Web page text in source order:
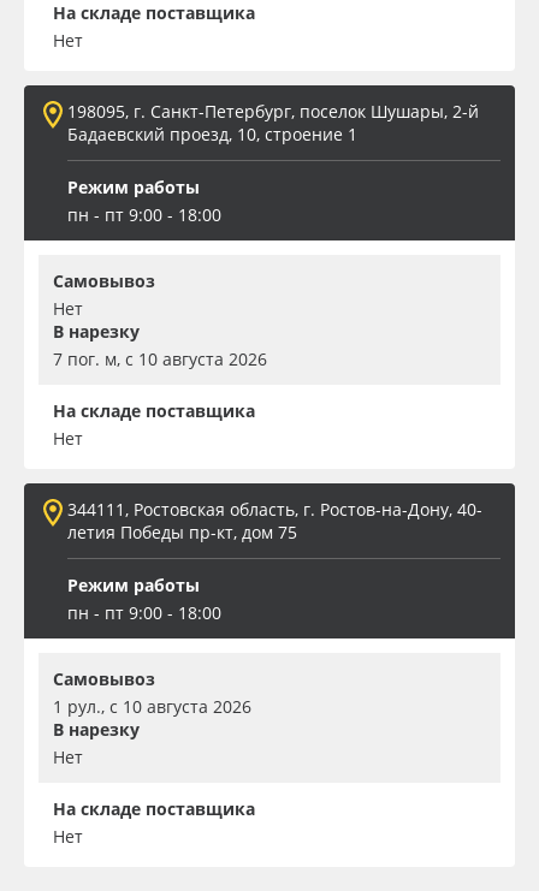
На складе поставщика
Нет
198095, г. Санкт-Петербург, поселок Шушары, 2-й
Бадаевский проезд, 10, строение 1
Режим работы
пн - пт 9:00 - 18:00
Самовывоз
Нет
В нарезку
7 пог. м, с 10 августа 2026
На складе поставщика
Нет
344111, Ростовская область, г. Ростов-на-Дону, 40-
летия Победы пр-кт, дом 75
Режим работы
пн - пт 9:00 - 18:00
Самовывоз
1 рул., с 10 августа 2026
В нарезку
Нет
На складе поставщика
Нет